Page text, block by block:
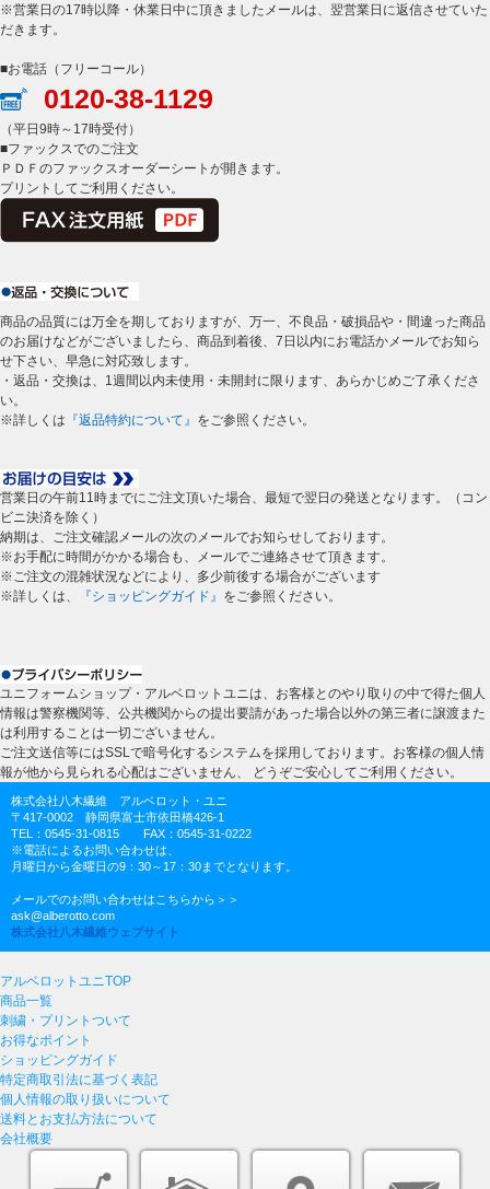
※営業日の17時以降・休業日中に頂きましたメールは、翌営業日に返信させていた
だきます。
■お電話（フリーコール）
0120-38-1129
（平日9時～17時受付）
■ファックスでのご注文
ＰＤＦのファックスオーダーシートが開きます。
プリントしてご利用ください。
商品の品質には万全を期しておりますが、万一、不良品・破損品や・間違った商品
のお届けなどがございましたら、商品到着後、7日以内にお電話かメールでお知ら
せ下さい、早急に対応致します。
・返品・交換は、1週間以内未使用・未開封に限ります、あらかじめご了承くださ
い。
※詳しくは 『返品特約について』 をご参照ください。
営業日の午前11時までにご注文頂いた場合、最短で翌日の発送となります。（コン
ビニ決済を除く）
納期は、ご注文確認メールの次のメールでお知らせしております。
※お手配に時間がかかる場合も、メールでご連絡させて頂きます。
※ご注文の混雑状況などにより、多少前後する場合がございます
※詳しくは、
『ショッピングガイド』 をご参照ください。
ユニフォームショップ・アルベロットユニは、お客様とのやり取りの中で得た個人
情報は警察機関等、公共機関からの提出要請があった場合以外の第三者に譲渡また
は利用することは一切ございません。
ご注文送信等にはSSLで暗号化するシステムを採用しております。お客様の個人情
報が他から見られる心配はございません、 どうぞご安心してご利用ください。
株式会社八木繊維 アルベロット・ユニ
〒417-0002 静岡県富士市依田橋426-1
TEL：0545-31-0815 FAX：0545-31-0222
※電話によるお問い合わせは、
月曜日から金曜日の9：30～17：30までとなります。
メールでのお問い合わせはこちらから＞＞
ask@alberotto.com
株式会社八木繊維ウェブサイト
アルベロットユニTOP
商品一覧
刺繍・プリントついて
お得なポイント
ショッピングガイド
特定商取引法に基づく表記
個人情報の取り扱いについて
送料とお支払方法について
会社概要